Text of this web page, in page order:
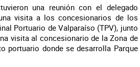
una reunión con el delegado
visita a los concesionarios de los
Portuario de Valparaíso (TPV), junto
visita al concesionario de la Zona de
portuario donde se desarrolla Parque